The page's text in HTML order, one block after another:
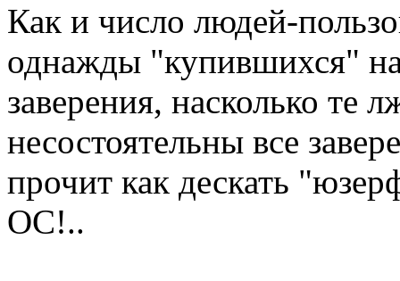
Как и число людей-
однажды "купившихся"
заверения, насколько те
несостоятельны все
прочит как дескать
ОС!..